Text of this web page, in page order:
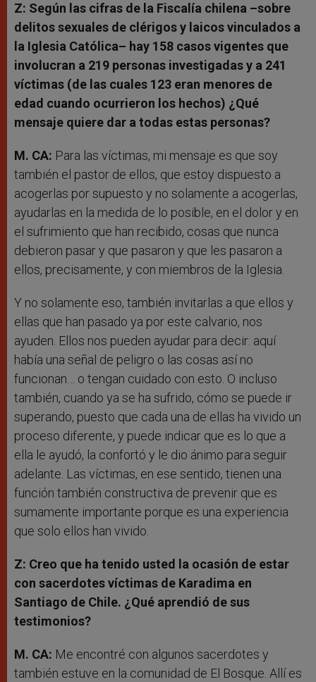
Z: Según las cifras de la Fiscalía chilena –sobre
delitos sexuales de clérigos y laicos vinculados a
la Iglesia Católica– hay 158 casos vigentes que
involucran a 219 personas investigadas y a 241
víctimas (de las cuales 123 eran menores de
edad cuando ocurrieron los hechos) ¿Qué
mensaje quiere dar a todas estas personas?
M. CA: Para las víctimas, mi mensaje es que soy
también el pastor de ellos, que estoy dispuesto a
acogerlas por supuesto y no solamente a acogerlas,
ayudarlas en la medida de lo posible, en el dolor y en
el sufrimiento que han recibido, cosas que nunca
debieron pasar y que pasaron y que les pasaron a
ellos, precisamente, y con miembros de la Iglesia.
Y no solamente eso, también invitarlas a que ellos y
ellas que han pasado ya por este calvario, nos
ayuden. Ellos nos pueden ayudar para decir: aquí
había una señal de peligro o las cosas así no
funcionan… o tengan cuidado con esto. O incluso
también, cuando ya se ha sufrido, cómo se puede ir
superando, puesto que cada una de ellas ha vivido un
proceso diferente, y puede indicar que es lo que a
ella le ayudó, la confortó y le dio ánimo para seguir
adelante. Las víctimas, en ese sentido, tienen una
función también constructiva de prevenir que es
sumamente importante porque es una experiencia
que solo ellos han vivido.
Z: Creo que ha tenido usted la ocasión de estar
con sacerdotes víctimas de Karadima en
Santiago de Chile. ¿Qué aprendió de sus
testimonios?
M. CA: Me encontré con algunos sacerdotes y
también estuve en la comunidad de El Bosque. Allí es